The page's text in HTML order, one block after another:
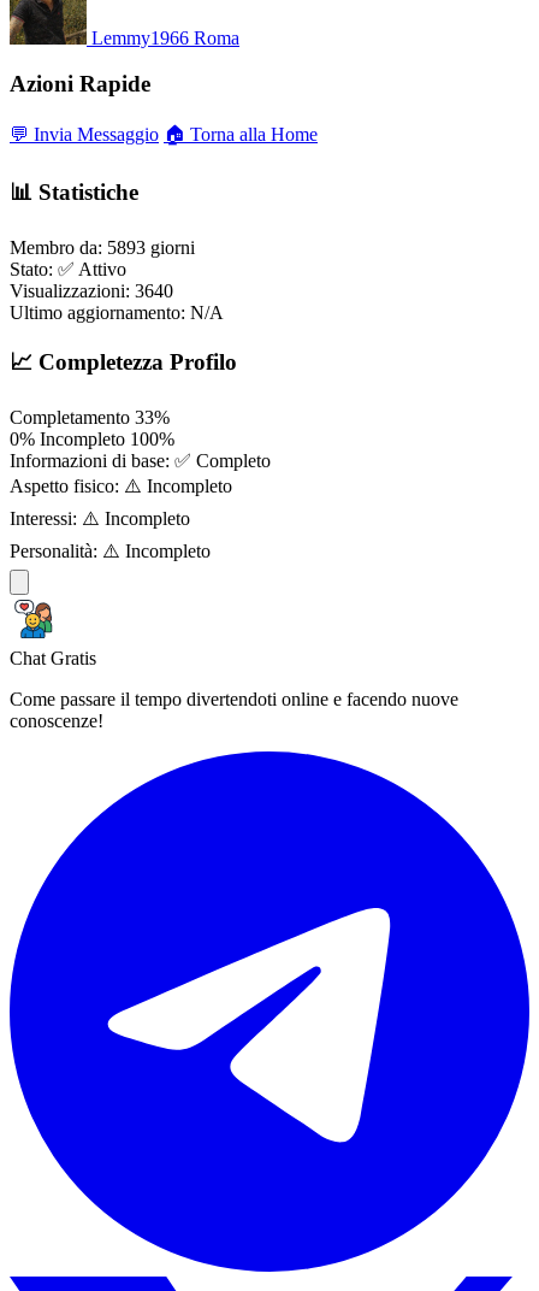
Lemmy1966 Roma
Azioni Rapide
💬 Invia Messaggio 🏠 Torna alla Home
📊 Statistiche
Membro da: 5893 giorni
Stato: ✅ Attivo
Visualizzazioni: 3640
Ultimo aggiornamento: N/A
📈 Completezza Profilo
Completamento 33%
0% Incompleto 100%
Informazioni di base: ✅ Completo
Aspetto fisico: ⚠️ Incompleto
Interessi: ⚠️ Incompleto
Personalità: ⚠️ Incompleto
Chat Gratis
Come passare il tempo divertendoti online e facendo nuove
conoscenze!